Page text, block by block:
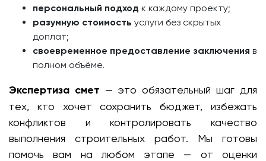
персональный подход к каждому проекту;
разумную стоимость услуги без скрытых
доплат;
своевременное предоставление заключения в
полном объёме.
Экспертиза смет — это обязательный шаг для
тех, кто хочет сохранить бюджет, избежать
конфликтов и контролировать качество
выполнения строительных работ. Мы готовы
помочь вам на любом этапе — от оценки